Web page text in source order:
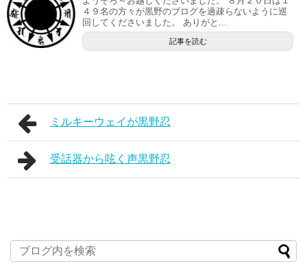
４９名の方々が黒野のブログを過疎らないように巡
回してくださいました。 ありがと...
記事を読む
ミルキーウェイが黒野忍
受話器から呟く声黒野忍